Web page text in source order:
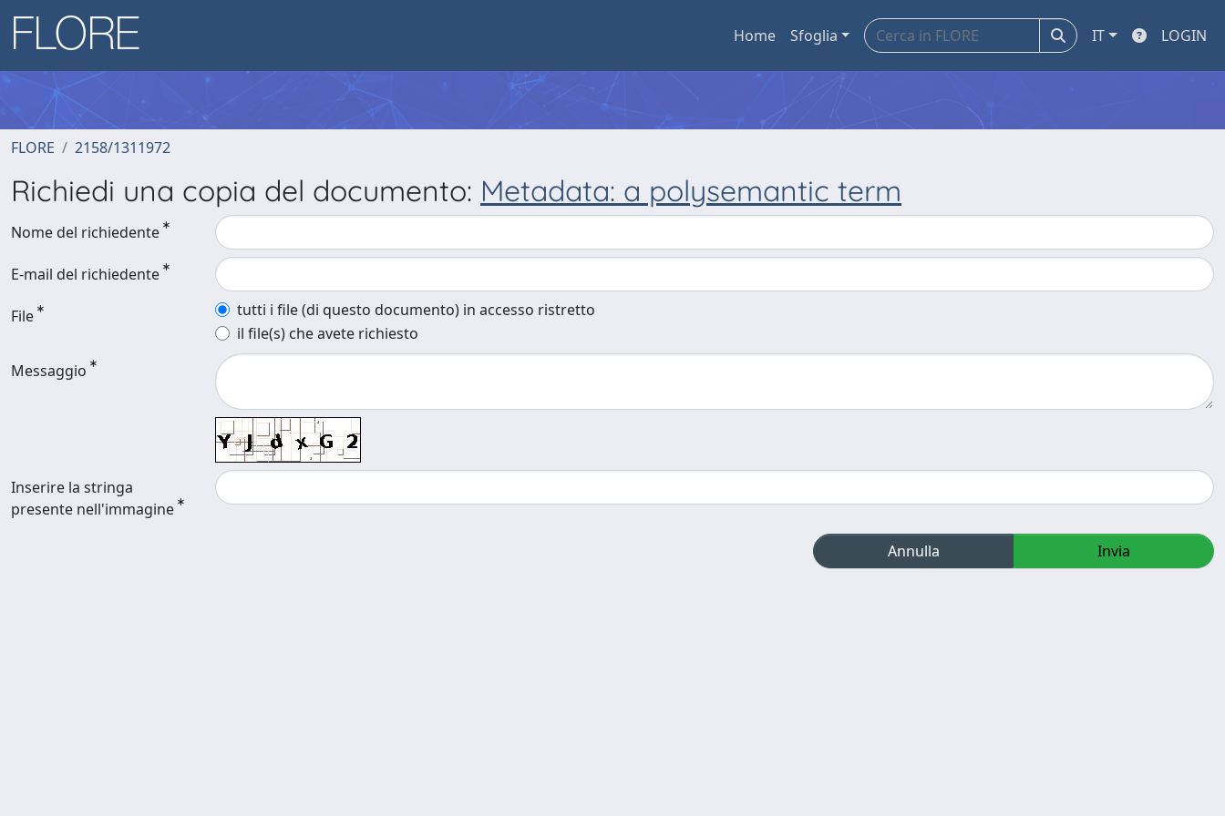
Home Sfoglia IT LOGIN
FLORE 2158/1311972
Richiedi una copia del documento: Metadata: a polysemantic term
Nome del richiedente
E-mail del richiedente
File
tutti i file (di questo documento) in accesso ristretto
il file(s) che avete richiesto
Messaggio
Inserire la stringa
presente nell'immagine
Annulla Invia